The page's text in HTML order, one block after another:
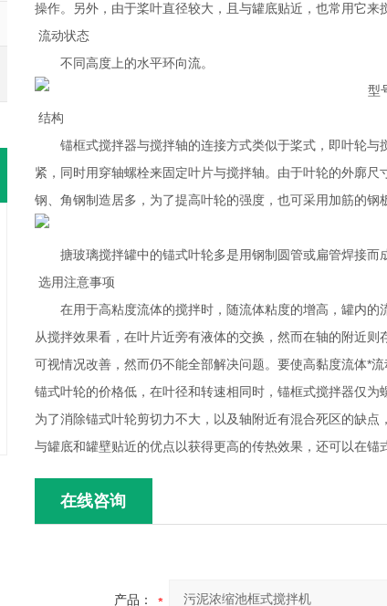
操作。另外，由于桨叶直径较大，且与罐底贴近，也常用它来
流动状态
不同高度上的水平环向流。
结构
锚框式搅拌器与搅拌轴的连接方式类似于桨式，即叶轮与
紧，同时用穿轴螺栓来固定叶片与搅拌轴。由于叶轮的外廓
钢、角钢制造居多，为了提高叶轮的强度，也可采用加筋的钢
搪玻璃搅拌罐中的锚式叶轮多是用钢制圆管或扁管焊接而
选用注意事项
在用于高粘度流体的搅拌时，随流体粘度的增高，罐内的
从搅拌效果看，在叶片近旁有液体的交换，然而在轴的附近
可视情况改善，然而仍不能全部解决问题。要使高黏度流体*
锚式叶轮的价格低，在叶径和转速相同时，锚框式搅拌器仅
为了消除锚式叶轮剪切力不大，以及轴附近有混合死区的缺
与罐底和罐壁贴近的优点以获得更高的传热效果，还可以在锚
在线咨询
产品：